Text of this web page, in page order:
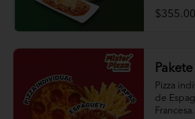
Pepsi de
$355.00
Pizza
de
Francesa.